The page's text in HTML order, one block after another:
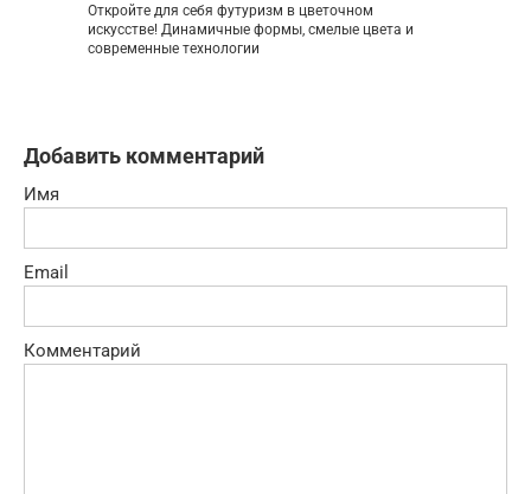
Откройте для себя футуризм в цветочном
искусстве! Динамичные формы, смелые цвета и
современные технологии
Добавить комментарий
Имя
Email
Комментарий